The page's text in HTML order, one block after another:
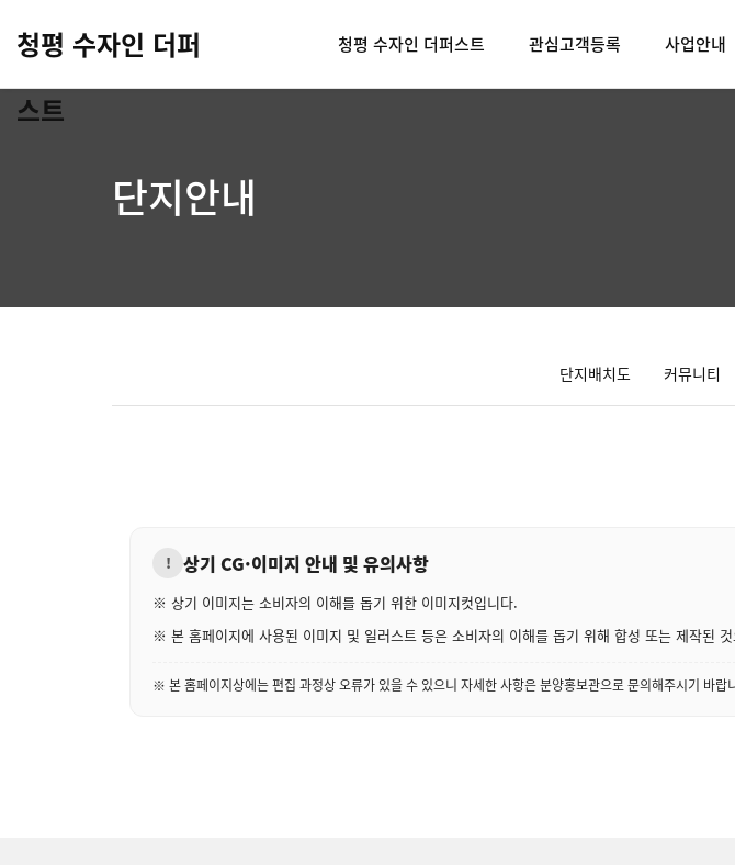
청평 수자인 더퍼
스트
청평 수자인 더퍼스트 관심고객등록 사업안내
단지안내
단지배치도 커뮤니티
! 상기 CG·이미지 안내 및 유의사항
※ 상기 이미지는 소비자의 이해를 돕기 위한 이미지컷입니다.
※ 본 홈페이지에 사용된 이미지 및 일러스트 등은 소비자의 이해를 돕기 위해 합성 또는 제작된
※ 본 홈페이지상에는 편집 과정상 오류가 있을 수 있으니 자세한 사항은 분양홍보관으로 문의해주시기 바랍